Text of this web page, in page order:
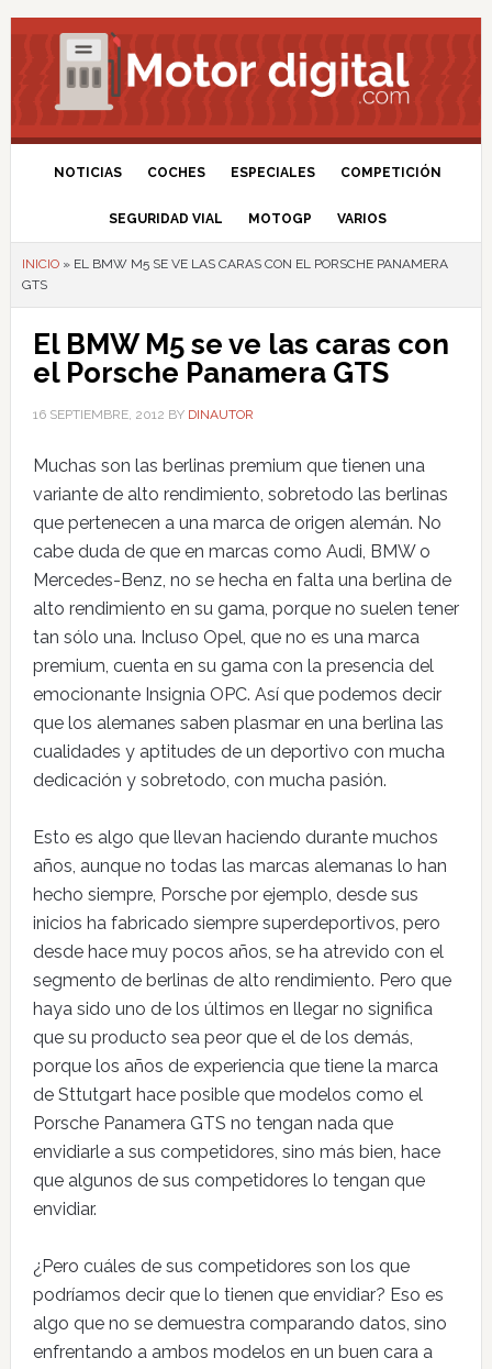
NOTICIAS COCHES ESPECIALES COMPETICIÓN
SEGURIDAD VIAL MOTOGP VARIOS
INICIO» EL BMW M5 SE VE LAS CARAS CON EL PORSCHE PANAMERA
GTS
El BMW M5 se ve las caras con
el Porsche Panamera GTS
16 SEPTIEMBRE, 2012 BY DINAUTOR
Muchas son las berlinas premium que tienen una
variante de alto rendimiento, sobretodo las berlinas
que pertenecen a una marca de origen alemán. No
cabe duda de que en marcas como Audi, BMW o
Mercedes-Benz, no se hecha en falta una berlina de
alto rendimiento en su gama, porque no suelen tener
tan sólo una. Incluso Opel, que no es una marca
premium, cuenta en su gama con la presencia del
emocionante Insignia OPC. Así que podemos decir
que los alemanes saben plasmar en una berlina las
cualidades y aptitudes de un deportivo con mucha
dedicación y sobretodo, con mucha pasión.
Esto es algo que llevan haciendo durante muchos
años, aunque no todas las marcas alemanas lo han
hecho siempre, Porsche por ejemplo, desde sus
inicios ha fabricado siempre superdeportivos, pero
desde hace muy pocos años, se ha atrevido con el
segmento de berlinas de alto rendimiento. Pero que
haya sido uno de los últimos en llegar no significa
que su producto sea peor que el de los demás,
porque los años de experiencia que tiene la marca
de Sttutgart hace posible que modelos como el
Porsche Panamera GTS no tengan nada que
envidiarle a sus competidores, sino más bien, hace
que algunos de sus competidores lo tengan que
envidiar.
¿Pero cuáles de sus competidores son los que
podríamos decir que lo tienen que envidiar? Eso es
algo que no se demuestra comparando datos, sino
enfrentando a ambos modelos en un buen cara a